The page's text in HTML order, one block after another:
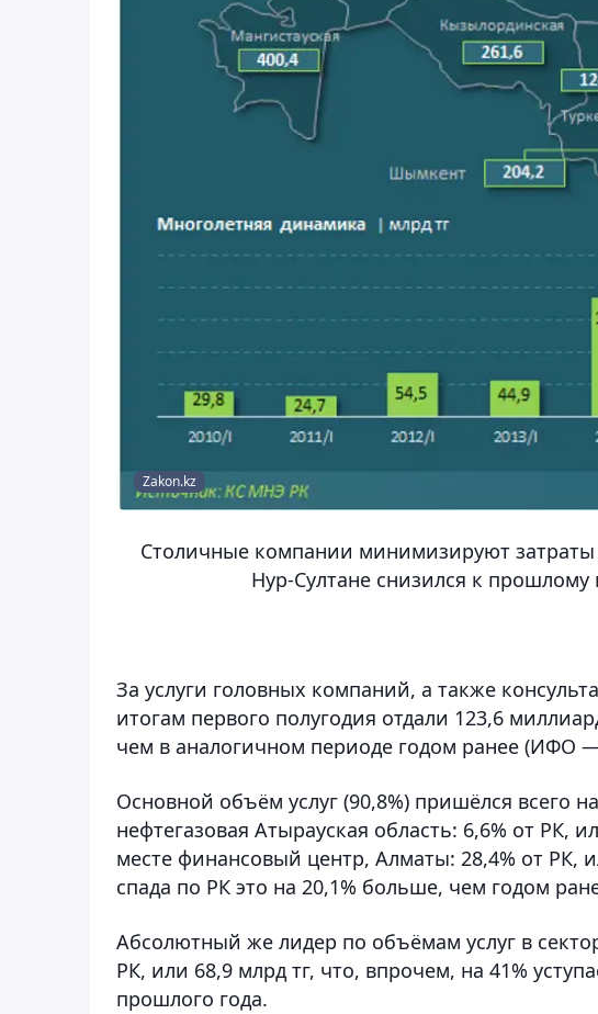
Zakon.kz
Столичные компании минимизируют затраты
Нур-Султане снизился к прошлому
За услуги головных компаний, а также
итогам первого полугодия отдали 123,6
чем в аналогичном периоде годом ранее (ИФО
Основной объём услуг (90,8%) пришёлся всего
нефтегазовая Атырауская область: 6,6% от РК,
месте финансовый центр, Алматы: 28,4% от РК,
спада по РК это на 20,1% больше, чем годом
Абсолютный же лидер по объёмам услуг в
РК, или 68,9 млрд тг, что, впрочем, на 41%
прошлого года.